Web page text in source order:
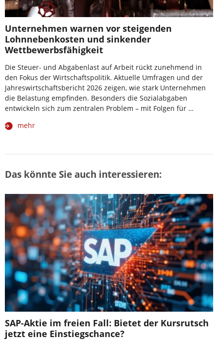
Unternehmen warnen vor steigenden
Lohnnebenkosten und sinkender
Wettbewerbsfähigkeit
Die Steuer- und Abgabenlast auf Arbeit rückt zunehmend in
den Fokus der Wirtschaftspolitik. Aktuelle Umfragen und der
Jahreswirtschaftsbericht 2026 zeigen, wie stark Unternehmen
die Belastung empfinden. Besonders die Sozialabgaben
entwickeln sich zum zentralen Problem – mit Folgen für …
mehr
Das könnte Sie auch interessieren:
SAP-Aktie im freien Fall: Bietet der Kursrutsch
jetzt eine Einstiegschance?